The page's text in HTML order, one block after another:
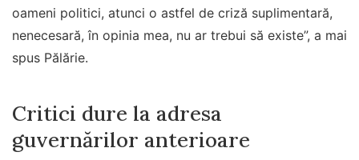
oameni politici, atunci o astfel de criză suplimentară,
nenecesară, în opinia mea, nu ar trebui să existe”, a mai
spus Pălărie.
Critici dure la adresa
guvernărilor anterioare